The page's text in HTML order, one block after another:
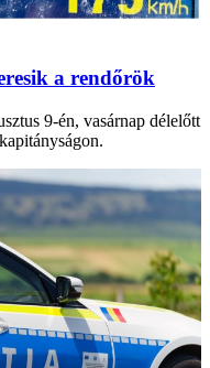
a rendőrök
9-én, vasárnap délelőtt